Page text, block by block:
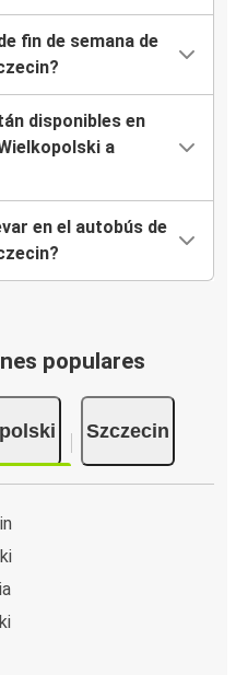
fin de semana de
disponibles en
a
en el autobús de
populares
Szczecin